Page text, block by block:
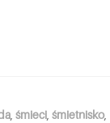
, śmieci, śmietnisko,